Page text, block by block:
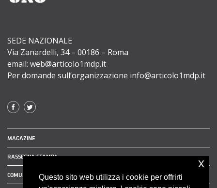
SEDE NAZIONALE
Via Zanardelli, 34 – 00186 – Roma
email: web@articolo1mdp.it
Per domande sull’organizzazione info@articolo1mdp.it
MAGAZINE
RASSEGNA STAMPA
COMUNICATI STAMPAQuesto sito web utilizza i cookie per offrirti
x